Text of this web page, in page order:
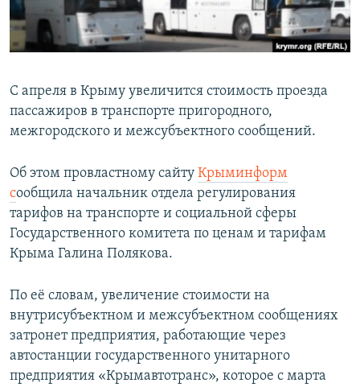
ПОБЕДИТЕЛЕЙ НЕ СУДЯТ?
КРЫМ.НЕПОКОРЕННЫЙ
УКРАИНСКАЯ ПРОБЛЕМА КРЫМА
ПРИСОЕДИНЯЙТЕСЬ!
Все сайты RFE/RL
С апреля в Крыму увеличится стоимость проезда
пассажиров в транспорте пригородного,
межгородского и межсубъектного сообщений.
Об этом провластному сайту Крыминформ
сообщила начальник отдела регулирования
тарифов на транспорте и социальной сферы
Государственного комитета по ценам и тарифам
Крыма Галина Полякова.
По её словам, увеличение стоимости на
внутрисубъектном и межсубъектном сообщениях
затронет предприятия, работающие через
автостанции государственного унитарного
предприятия «Крымавтотранс», которое с марта